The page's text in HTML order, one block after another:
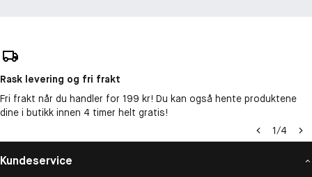
Rask levering og fri frakt
Fri frakt når du handler for 199 kr! Du kan også hente produktene
dine i butikk innen 4 timer helt gratis!
1/4
Kundeservice